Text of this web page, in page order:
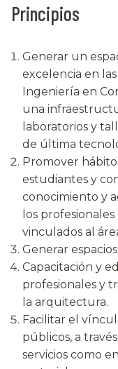
Principios
Generar un
excelencia en
Ingeniería en
una
laboratorios y
de última
Promover
estudiantes y
conocimiento y
los
vinculados al
Generar
Capacitación y
profesionales y
la arquitectura.
Facilitar el
públicos, a
servicios como